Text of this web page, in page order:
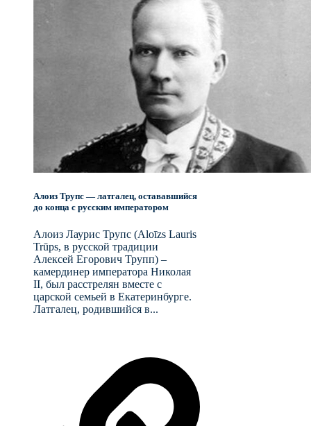
Алоиз Трупс — латгалец, остававшийся
до конца с русским императором
Алоиз Лаурис Трупс (Aloīzs Lauris
Trūps, в русской традиции
Алексей Егорович Трупп) –
камердинер императора Николая
II, был расстрелян вместе с
царской семьей в Екатеринбурге.
Латгалец, родившийся в...